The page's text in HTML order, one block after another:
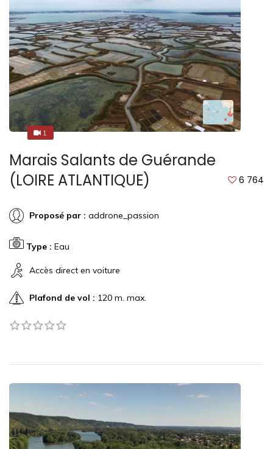
21
Marais Salants de Guérande
(LOIRE ATLANTIQUE)
6 764
Proposé par : addrone_passion
Type : Eau
Accès direct en voiture
Plafond de vol : 120 m. max.